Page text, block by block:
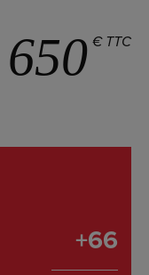
650 € TTC
+66